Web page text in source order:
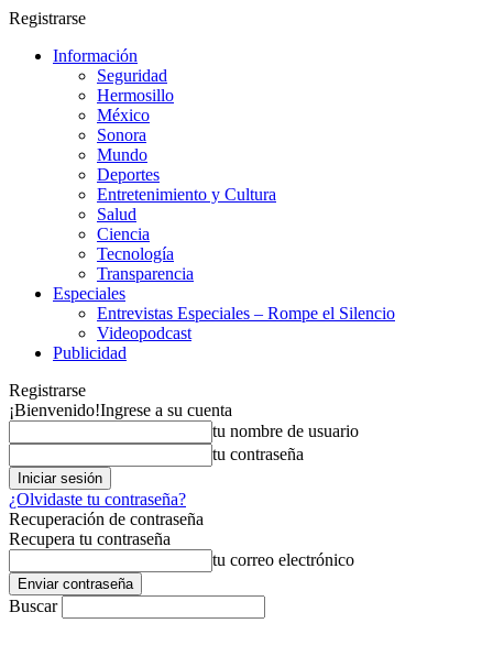
Registrarse
Información
Seguridad
Hermosillo
México
Sonora
Mundo
Deportes
Entretenimiento y Cultura
Salud
Ciencia
Tecnología
Transparencia
Especiales
Entrevistas Especiales – Rompe el Silencio
Videopodcast
Publicidad
Registrarse
¡Bienvenido!Ingrese a su cuenta
tu nombre de usuario
tu contraseña
¿Olvidaste tu contraseña?
Recuperación de contraseña
Recupera tu contraseña
tu correo electrónico
Buscar